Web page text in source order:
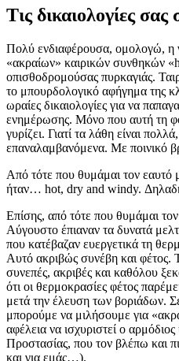
Τις δικαιολογίες
Πολύ ενδιαφέρουσα, ομολογώ, η
«ακραίων» καιρικών συνθηκών
οπισθοδρομούσας πυρκαγιάς.
το μπουρδολογικό αφήγημα της
ωραίες δικαιολογίες για να
ενημέρωσης. Μόνο που αυτή τη
γυρίζει. Γιατί τα λάθη είναι
επαναλαμβανόμενα. Με ποινικό
Από τότε που θυμάμαι τον εαυτό
ήταν… hot, dry and windy.
Επίσης, από τότε που θυμάμαι
Αύγουστο έπιαναν τα δυνατά
που κατέβαζαν ευεργετικά τη
Αυτό ακριβώς συνέβη και φέτος.
συνεπές, ακριβές και καθόλου
ότι οι θερμοκρασίες φέτος
μετά την έλευση των βοριάδων.
μπορούμε να μιλήσουμε για
αφέλεια να ισχυριστεί ο
Προστασίας, που τον βλέπω και
και για εμάς…).